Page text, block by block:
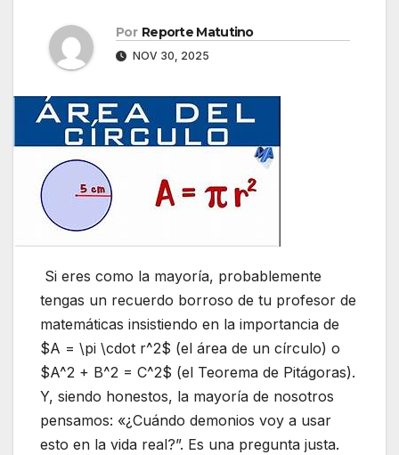
Por Reporte Matutino
NOV 30, 2025
Si eres como la mayoría, probablemente
tengas un recuerdo borroso de tu profesor de
matemáticas insistiendo en la importancia de
$A = \pi \cdot r^2$ (el área de un círculo) o
$A^2 + B^2 = C^2$ (el Teorema de Pitágoras).
Y, siendo honestos, la mayoría de nosotros
pensamos: «¿Cuándo demonios voy a usar
esto en la vida real?”. Es una pregunta justa.